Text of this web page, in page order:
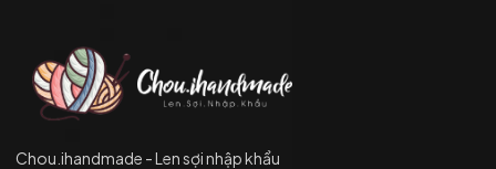
Chou.ihandmade - Len sợi nhập khẩu